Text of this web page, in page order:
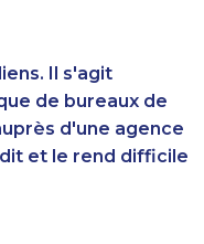
Il s'agit
de bureaux de
d'une agence
et le rend difficile